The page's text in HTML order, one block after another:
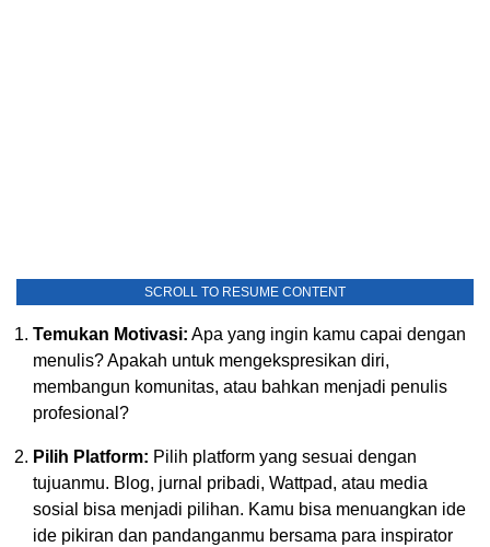
SCROLL TO RESUME CONTENT
Temukan Motivasi: Apa yang ingin kamu capai dengan
menulis? Apakah untuk mengekspresikan diri,
membangun komunitas, atau bahkan menjadi penulis
profesional?
Pilih Platform: Pilih platform yang sesuai dengan
tujuanmu. Blog, jurnal pribadi, Wattpad, atau media
sosial bisa menjadi pilihan. Kamu bisa menuangkan ide
ide pikiran dan pandanganmu bersama para inspirator